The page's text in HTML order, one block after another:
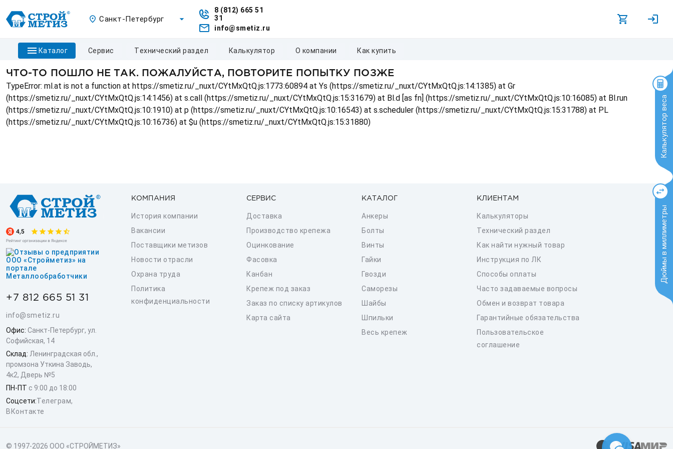
Калькулятор веса
Дюймы в миллиметры
Санкт-Петербург
8 (812) 665 51
31
info@smetiz.ru
каталог сервис технический раздел калькулятор о компании как купить
ЧТО-ТО ПОШЛО НЕ ТАК. ПОЖАЛУЙСТА, ПОВТОРИТЕ ПОПЫТКУ ПОЗЖЕ
TypeError: ml.at is not a function at https://smetiz.ru/_nuxt/CYtMxQtQ.js:1773:60894 at Ys (https://smetiz.ru/_nuxt/CYtMxQtQ.js:14:1385) at Gr
(https://smetiz.ru/_nuxt/CYtMxQtQ.js:14:1456) at s.call (https://smetiz.ru/_nuxt/CYtMxQtQ.js:15:31679) at Bl.d [as fn] (https://smetiz.ru/_nuxt/CYtMxQtQ.js:10:16085) at Bl.run
(https://smetiz.ru/_nuxt/CYtMxQtQ.js:10:1910) at p (https://smetiz.ru/_nuxt/CYtMxQtQ.js:10:16543) at s.scheduler (https://smetiz.ru/_nuxt/CYtMxQtQ.js:15:31788) at PL
(https://smetiz.ru/_nuxt/CYtMxQtQ.js:10:16736) at $u (https://smetiz.ru/_nuxt/CYtMxQtQ.js:15:31880)
+7 812 665 51 31
info@smetiz.ru
Офис: Санкт-Петербург, ул.
Софийская, 14
Склад: Ленинградская обл.,
промзона Уткина Заводь,
4к2, Дверь №5
ПН-ПТ с 9:00 до 18:00
Соцсети:Телеграм,
ВКонтакте
КОМПАНИЯ
История компании
Вакансии
Поставщики метизов
Новости отрасли
Охрана труда
Политика
конфиденциальности
СЕРВИС
Доставка
Производство крепежа
Оцинкование
Фасовка
Канбан
Крепеж под заказ
Заказ по списку артикулов
Карта сайта
КАТАЛОГ
Анкеры
Болты
Винты
Гайки
Гвозди
Саморезы
Шайбы
Шпильки
Весь крепеж
КЛИЕНТАМ
Калькуляторы
Технический раздел
Как найти нужный товар
Инструкция по ЛК
Способы оплаты
Часто задаваемые вопросы
Обмен и возврат товара
Гарантийные обязательства
Пользовательское
соглашение
© 1997-2026 ООО «СТРОЙМЕТИЗ»